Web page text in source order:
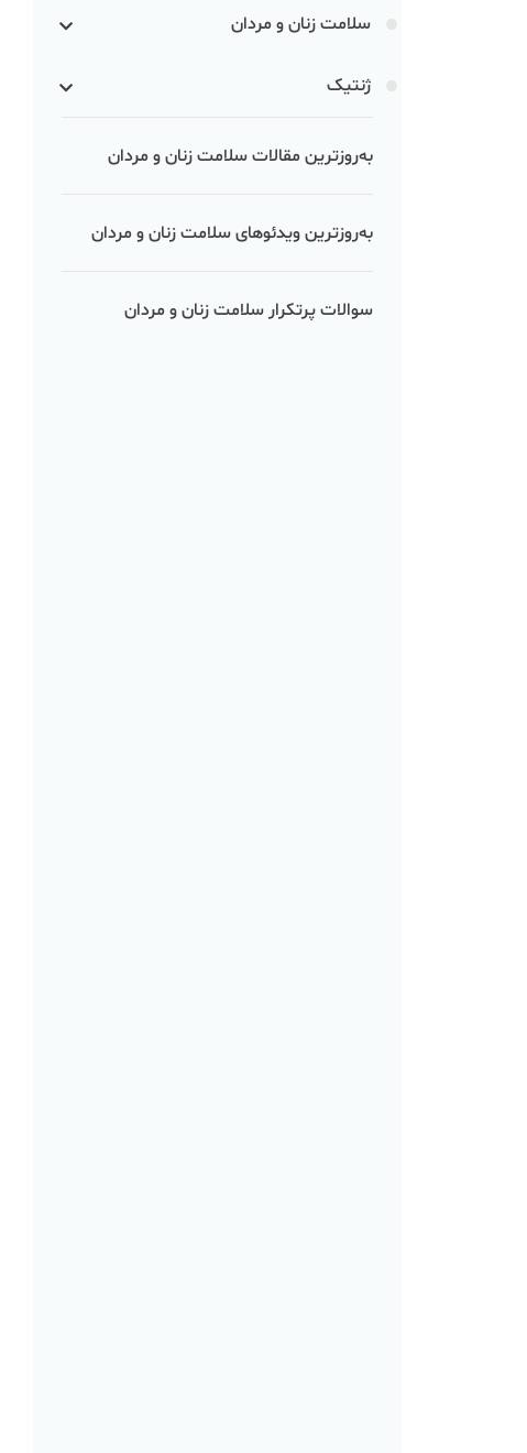
سلامت زنان و مردان
ژنتیک
به‌روزترین مقالات سلامت زنان و مردان
به‌روزترین ویدئوهای سلامت زنان و مردان
سوالات پرتکرار سلامت زنان و مردان